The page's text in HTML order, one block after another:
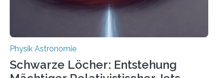
ausgedrückt, Wärme in Bewegung. In
quantenmechanischen Experimenten ist es in den…
Physik Astronomie
Schwarze Löcher: Entstehung